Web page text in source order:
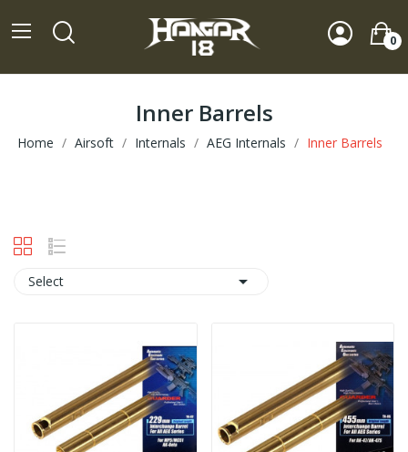
0
Inner Barrels
Home Airsoft Internals AEG Internals Inner Barrels
Select 